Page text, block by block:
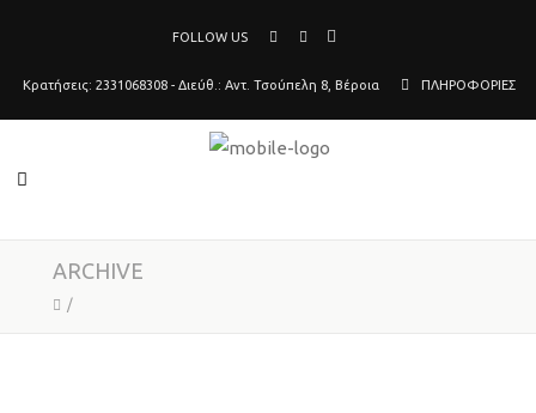
FOLLOW US
Κρατήσεις: 2331068308 - Διεύθ.: Αντ. Τσούπελη 8, Βέροια ΠΛΗΡΟΦΟΡΙΕΣ
ARCHIVE
/